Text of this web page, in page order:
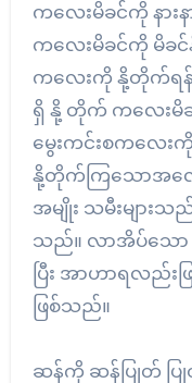
ကလေးမိခင်ကို နားန
ကလေးမိခင်ကို မိခင်
ကလေးကို နို့တိုက်ရန်
ရှိ နို့ တိုက် ကလေးမိ
မွေးကင်းစကလေ
နို့တိုက်ကြသောအလ
အမျိုး သမီးမျာ
သည်။ လာအိပ်သော
ပြီး အာဟာရလည်း
ဖြစ်သည်။
ဆန်ကို ဆန်ပြုတ် ပြုတ်